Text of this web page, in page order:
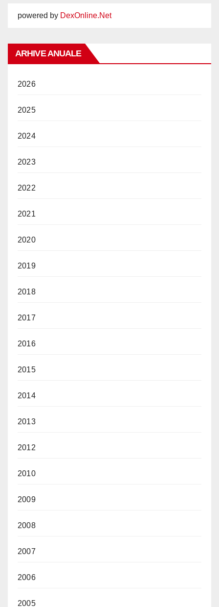
powered by DexOnline.Net
ARHIVE ANUALE
2026
2025
2024
2023
2022
2021
2020
2019
2018
2017
2016
2015
2014
2013
2012
2010
2009
2008
2007
2006
2005